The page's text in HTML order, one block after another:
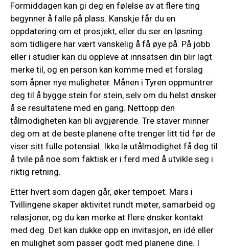
Formiddagen kan gi deg en følelse av at flere ting
begynner å falle på plass. Kanskje får du en
oppdatering om et prosjekt, eller du ser en løsning
som tidligere har vært vanskelig å få øye på. På jobb
eller i studier kan du oppleve at innsatsen din blir lagt
merke til, og en person kan komme med et forslag
som åpner nye muligheter. Månen i Tyren oppmuntrer
deg til å bygge stein for stein, selv om du helst ønsker
å se resultatene med en gang. Nettopp den
tålmodigheten kan bli avgjørende. Tre staver minner
deg om at de beste planene ofte trenger litt tid før de
viser sitt fulle potensial. Ikke la utålmodighet få deg til
å tvile på noe som faktisk er i ferd med å utvikle seg i
riktig retning.
Etter hvert som dagen går, øker tempoet. Mars i
Tvillingene skaper aktivitet rundt møter, samarbeid og
relasjoner, og du kan merke at flere ønsker kontakt
med deg. Det kan dukke opp en invitasjon, en idé eller
en mulighet som passer godt med planene dine. I